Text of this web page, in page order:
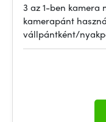
3 az 1-ben kamera
kamerapánt
vállpántként/